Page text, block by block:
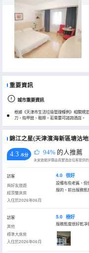
重要資訊
城市重要資訊
根據《天津市生活垃圾管理條例》相關規
刀、指甲銼、鞋擦，若需要可諮詢酒店。
錦江之星(天津濱海新區塘沽
4.3 /5分 94% 的人推薦
訪客
與好友旅遊
經濟雙床房
入住於2026年06月
4.0 很好
設備有些老舊，但
服的。前台服務態
訪客
其他
標準大床房
入住於2026年06月
5.0 極好
服務態度很好乾凈